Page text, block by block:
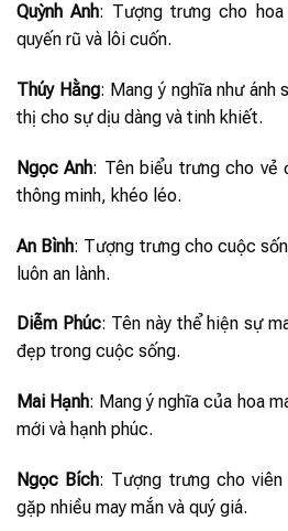
Quỳnh Anh: Tượng trưng cho
quyến rũ và lôi cuốn.
Thúy Hằng: Mang ý nghĩa như
thị cho sự dịu dàng và tinh khiết.
Ngọc Anh: Tên biểu trưng cho vẻ
thông minh, khéo léo.
An Bình: Tượng trưng cho cuộc
luôn an lành.
Diễm Phúc: Tên này thể hiện sự
đẹp trong cuộc sống.
Mai Hạnh: Mang ý nghĩa của hoa
mới và hạnh phúc.
Ngọc Bích: Tượng trưng cho
gặp nhiều may mắn và quý giá.